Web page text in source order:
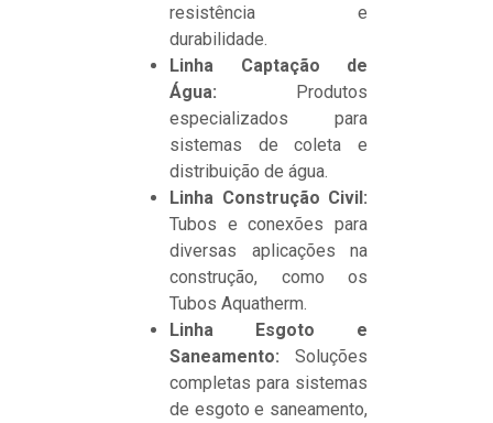
resistência e
durabilidade.
Linha Captação de
Água: Produtos
especializados para
sistemas de coleta e
distribuição de água.
Linha Construção Civil:
Tubos e conexões para
diversas aplicações na
construção, como os
Tubos Aquatherm.
Linha Esgoto e
Saneamento: Soluções
completas para sistemas
de esgoto e saneamento,